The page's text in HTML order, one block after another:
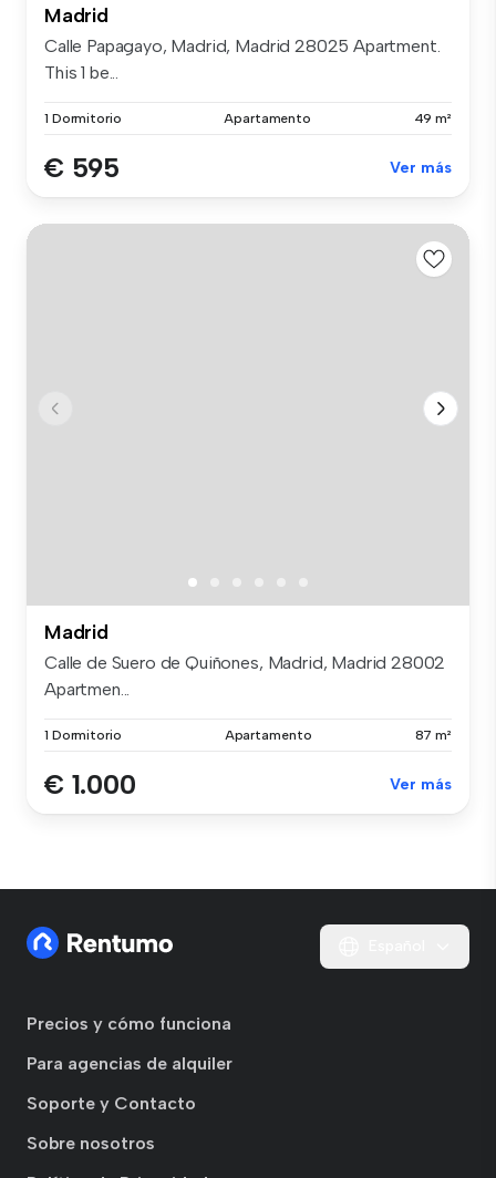
Madrid
Calle Papagayo, Madrid, Madrid 28025 Apartment.
This 1 be...
1 Dormitorio Apartamento 49 m²
€ 595 Ver más
Madrid
Calle de Suero de Quiñones, Madrid, Madrid 28002
Apartmen...
1 Dormitorio Apartamento 87 m²
€ 1.000 Ver más
Precios y cómo funciona
Para agencias de alquiler
Soporte y Contacto
Sobre nosotros